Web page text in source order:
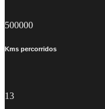
500000
Kms percorridos
13